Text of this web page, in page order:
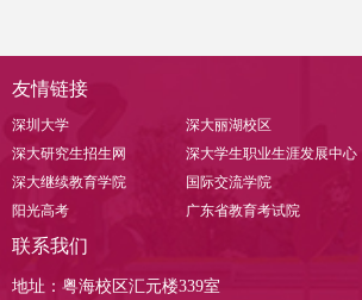
友情链接
深圳大学
深大丽湖校区
深大研究生招生网
深大学生职业生涯发展中心
深大继续教育学院
国际交流学院
阳光高考
广东省教育考试院
联系我们
地址：粤海校区汇元楼339室